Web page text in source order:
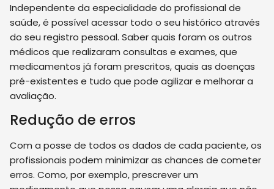
Independente da especialidade do profissional de
saúde, é possível acessar todo o seu histórico através
do seu registro pessoal. Saber quais foram os outros
médicos que realizaram consultas e exames, que
medicamentos já foram prescritos, quais as doenças
pré-existentes e tudo que pode agilizar e melhorar a
avaliação.
Redução de erros
Com a posse de todos os dados de cada paciente, os
profissionais podem minimizar as chances de cometer
erros. Como, por exemplo, prescrever um